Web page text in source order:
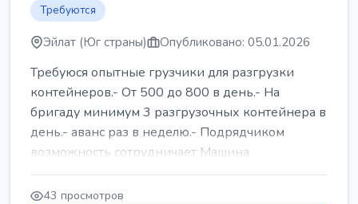
Требуются
Эйлат (Юг страны) Опубликовано: 05.01.2026
Требуюся опытные грузчики для разгрузки
контейнеров.- От 500 до 800 в день.- На
бригаду минимум 3 разгрузочных контейнера в
день.- аванс раз в неделю.- Подрядчиком
возможность сотрудничает Машина
43 просмотров